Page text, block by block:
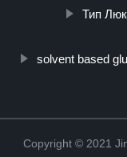
Тип
solvent based
Copyright © 2021